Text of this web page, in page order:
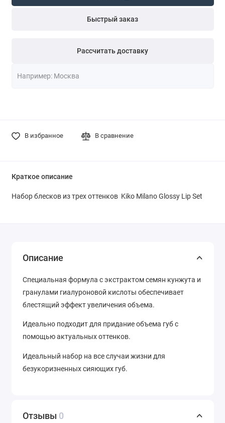
Быстрый заказ
Рассчитать доставку
В избранное В сравнение
Краткое описание
Набор блесков из трех оттенков Kiko Milano Glossy Lip Set
Описание
Специальная формула с экстрактом семян кунжута и
гранулами гиалуроновой кислоты обеспечивает
блестящий эффект увеличения объема.
Идеально подходит для придание объема губ с
помощью актуальных оттенков.
Идеальный набор на все случаи жизни для
безукоризненных сияющих губ.
Отзывы 0